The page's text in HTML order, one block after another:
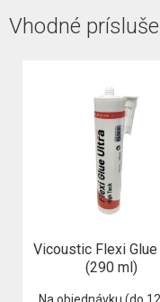
Vhodné
Vicoustic Flexi Glue
(290 ml)